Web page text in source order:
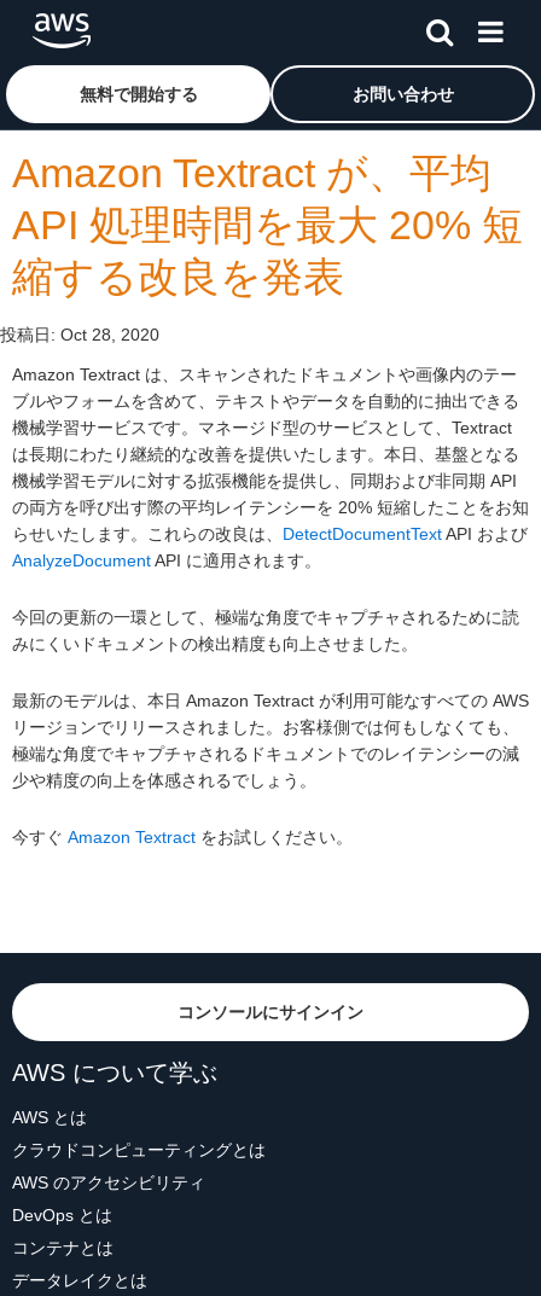
メインコンテンツに移動
アマゾン ウェブ サービスのホームページに戻るには、こ
無料で開始する お問い合わせ
Amazon Textract が、平均
API 処理時間を最大 20% 短
縮する改良を発表
投稿日: Oct 28, 2020
Amazon Textract は、スキャンされたドキュメントや画像内のテー
ブルやフォームを含めて、テキストやデータを自動的に抽出できる
機械学習サービスです。マネージド型のサービスとして、Textract
は長期にわたり継続的な改善を提供いたします。本日、基盤となる
機械学習モデルに対する拡張機能を提供し、同期および非同期 API
の両方を呼び出す際の平均レイテンシーを 20% 短縮したことをお知
らせいたします。これらの改良は、 DetectDocumentTextAPI および
AnalyzeDocumentAPI に適用されます。
今回の更新の一環として、極端な角度でキャプチャされるために読
みにくいドキュメントの検出精度も向上させました。
最新のモデルは、本日 Amazon Textract が利用可能なすべての AWS
リージョンでリリースされました。お客様側では何もしなくても、
極端な角度でキャプチャされるドキュメントでのレイテンシーの減
少や精度の向上を体感されるでしょう。
今すぐ Amazon Textract をお試しください。
コンソールにサインイン
AWS について学ぶ
AWS とは
クラウドコンピューティングとは
AWS のアクセシビリティ
DevOps とは
コンテナとは
データレイクとは